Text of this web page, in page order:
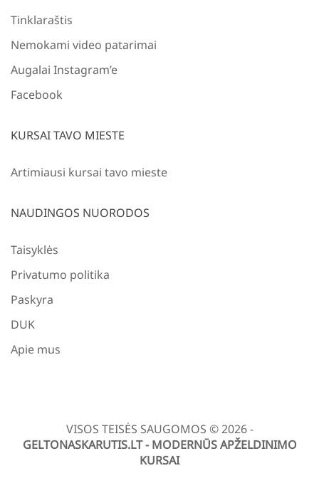
Tinklaraštis
Nemokami video patarimai
Augalai Instagram’e
Facebook
KURSAI TAVO MIESTE
Artimiausi kursai tavo mieste
NAUDINGOS NUORODOS
Taisyklės
Privatumo politika
Paskyra
DUK
Apie mus
VISOS TEISĖS SAUGOMOS © 2026 -
GELTONASKARUTIS.LT - MODERNŪS APŽELDINIMO
KURSAI